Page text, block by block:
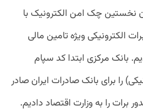
چک امن الکترونیک با
الکترونیکی ویژه تامین مالی
بانک مرکزی ابتدا کد سپام
را برای بانک صادرات ایران صادر
برات را به وزارت اقتصاد دادیم.